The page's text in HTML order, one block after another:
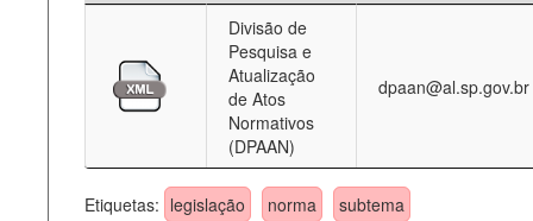
Divisão de
Pesquisa e
Atualização
de Atos
Normativos
(DPAAN)
dpaan@al.sp.gov.br
Etiquetas: legislação norma subtema